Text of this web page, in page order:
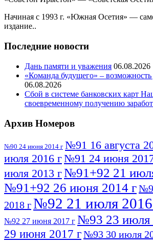
Начиная с 1993 г. «Южная Осетия» —
издание..
Последние новости
Дань памяти и уважения 06.08.2026
«Команда будущего» – возможность
06.08.2026
Сбой в системе банковских карт
своевременному получению
Архив Номеров
№90 24 июня 2014 г №91 16 августа
июля 2016 г№91 24 июня
июля 2013 г№91+92 21
№91+92 26 июня 2014 г
2018 г№92 21 июля
№92 27 июня 2017 г №93 23 июля
29 июня 2017 г№93 30 июля